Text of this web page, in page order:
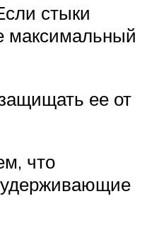
стыки
максимальный
ее от
что
удерживающие